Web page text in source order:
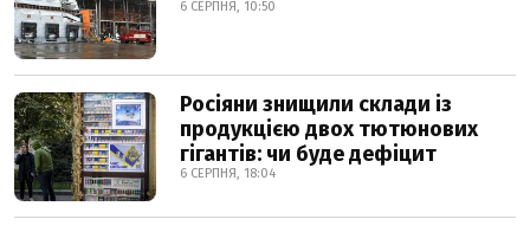
6 СЕРПНЯ, 10:50
Росіяни знищили склади із
продукцією двох тютюнових
гігантів: чи буде дефіцит
6 СЕРПНЯ, 18:04